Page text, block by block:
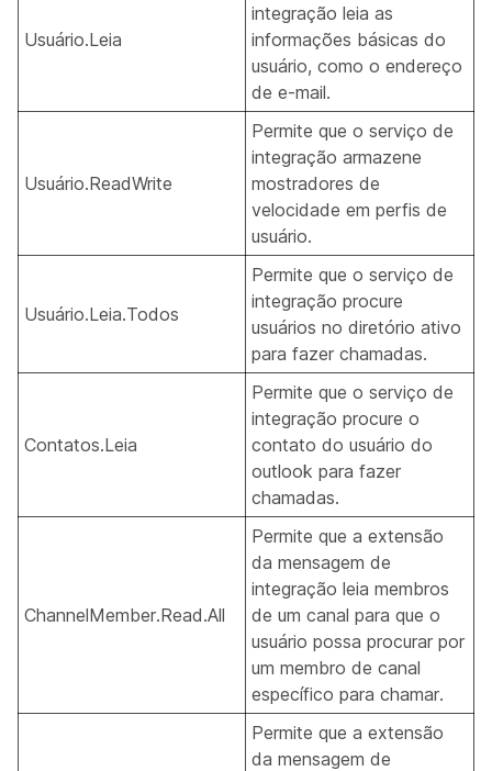
Usuário.Leia
integração leia as
informações básicas do
usuário, como o endereço
de e-mail.
Usuário.ReadWrite
Permite que o serviço de
integração armazene
mostradores de
velocidade em perfis de
usuário.
Usuário.Leia.Todos
Permite que o serviço de
integração procure
usuários no diretório ativo
para fazer chamadas.
Contatos.Leia
Permite que o serviço de
integração procure o
contato do usuário do
outlook para fazer
chamadas.
ChannelMember.Read.All
Permite que a extensão
da mensagem de
integração leia membros
de um canal para que o
usuário possa procurar por
um membro de canal
específico para chamar.
Permite que a extensão
da mensagem de